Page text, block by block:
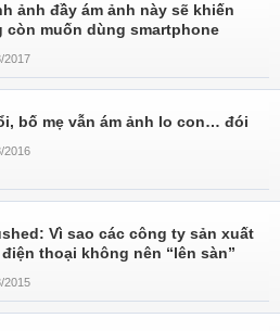
ảnh đầy ám ảnh này sẽ khiến
còn muốn dùng smartphone
2017
bố mẹ vẫn ám ảnh lo con… đói
2016
Vì sao các công ty sản xuất
thoại không nên “lên sàn”
2015